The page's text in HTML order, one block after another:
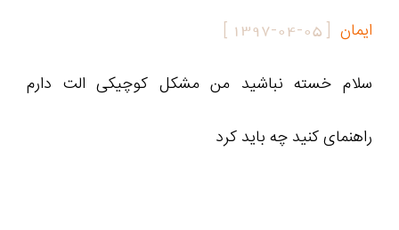
ایمان [
1397-04-05
]
سلام خسته نباشید من مشکل کوچیکی الت دارم
راهنمای کنید چه باید کرد